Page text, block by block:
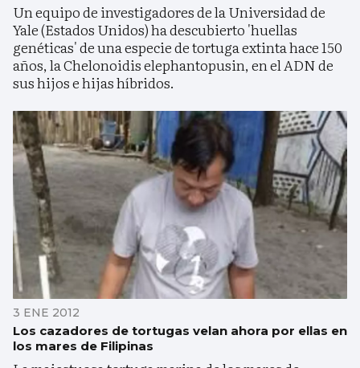
Un equipo de investigadores de la Universidad de
Yale (Estados Unidos) ha descubierto 'huellas
genéticas' de una especie de tortuga extinta hace 150
años, la Chelonoidis elephantopusin, en el ADN de
sus hijos e hijas híbridos.
3 ENE 2012
Los cazadores de tortugas velan ahora por ellas en
los mares de Filipinas